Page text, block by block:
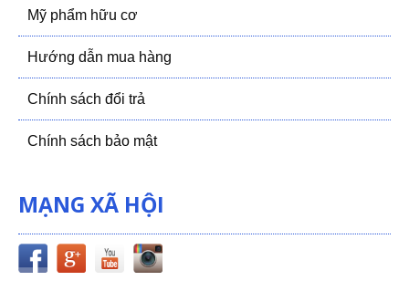
Mỹ phẩm hữu cơ
Hướng dẫn mua hàng
Chính sách đổi trả
Chính sách bảo mật
MẠNG XÃ HỘI